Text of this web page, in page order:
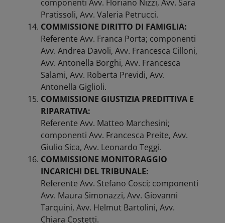
componenti Avv. Floriano Nizzi, Avv. Sara
Pratissoli, Avv. Valeria Petrucci.
COMMISSIONE DIRITTO DI FAMIGLIA:
Referente Avv. Franca Porta; componenti
Avv. Andrea Davoli, Avv. Francesca Cilloni,
Avv. Antonella Borghi, Avv. Francesca
Salami, Avv. Roberta Previdi, Avv.
Antonella Giglioli.
COMMISSIONE GIUSTIZIA PREDITTIVA E
RIPARATIVA:
Referente Avv. Matteo Marchesini;
componenti Avv. Francesca Preite, Avv.
Giulio Sica, Avv. Leonardo Teggi.
COMMISSIONE MONITORAGGIO
INCARICHI DEL TRIBUNALE:
Referente Avv. Stefano Cosci; componenti
Avv. Maura Simonazzi, Avv. Giovanni
Tarquini, Avv. Helmut Bartolini, Avv.
Chiara Costetti.